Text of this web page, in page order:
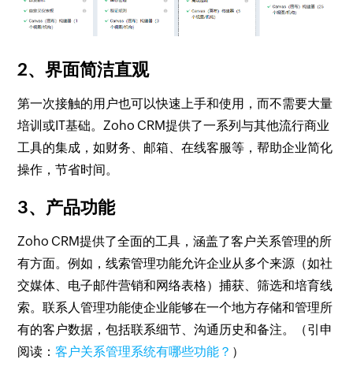
2、界面简洁直观
第一次接触的用户也可以快速上手和使用，而不需要大量
培训或IT基础。Zoho CRM提供了一系列与其他流行商业
工具的集成，如财务、邮箱、在线客服等，帮助企业简化
操作，节省时间。
3、产品功能
Zoho CRM提供了全面的工具，涵盖了客户关系管理的所
有方面。例如，线索管理功能允许企业从多个来源（如社
交媒体、电子邮件营销和网络表格）捕获、筛选和培育线
索。联系人管理功能使企业能够在一个地方存储和管理所
有的客户数据，包括联系细节、沟通历史和备注。（引申
阅读：客户关系管理系统有哪些功能？ ）